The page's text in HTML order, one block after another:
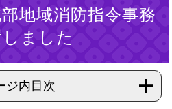
部地域消防指令事務
ました
ジ内目次